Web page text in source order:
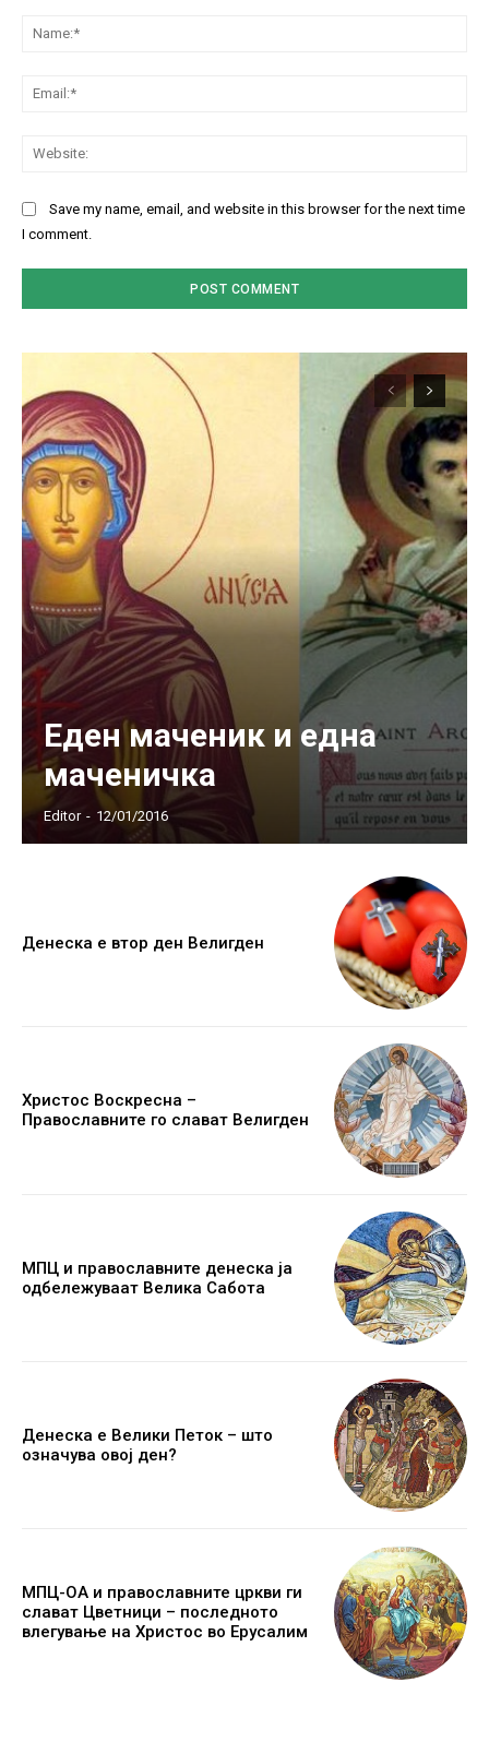
Save my name, email, and website in this browser for the next time
I comment.
Еден маченик и една
маченичка
Editor - 12/01/2016
Денеска е втор ден Велигден
Христос Воскресна –
Православните го слават Велигден
МПЦ и православните денеска ја
одбележуваат Велика Сабота
Денеска е Велики Петок – што
означува овој ден?
МПЦ-ОА и православните цркви ги
слават Цветници – последното
влегување на Христос во Ерусалим